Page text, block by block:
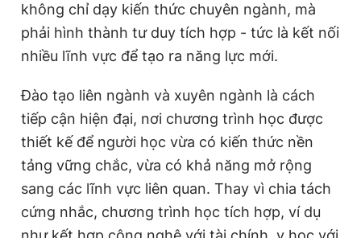
không chỉ dạy kiến thức chuyên ngành, mà
phải hình thành tư duy tích hợp - tức là kết nối
nhiều lĩnh vực để tạo ra năng lực mới.
Đào tạo liên ngành và xuyên ngành là cách
tiếp cận hiện đại, nơi chương trình học được
thiết kế để người học vừa có kiến thức nền
tảng vững chắc, vừa có khả năng mở rộng
sang các lĩnh vực liên quan. Thay vì chia tách
cứng nhắc, chương trình học tích hợp, ví dụ